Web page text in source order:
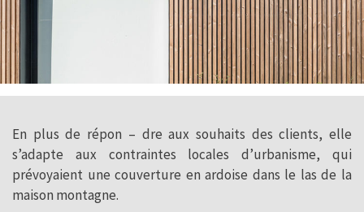
En plus de répon – dre aux souhaits des clients, elle
s’adapte aux contraintes locales d’urbanisme, qui
prévoyaient une couverture en ardoise dans le las de la
maison montagne.